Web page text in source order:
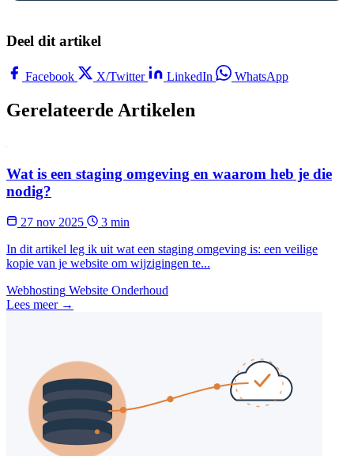
Deel dit artikel
Facebook X/Twitter LinkedIn WhatsApp
Gerelateerde Artikelen
Wat is een staging omgeving en waarom heb je die
nodig?
27 nov 2025
3 min
In dit artikel leg ik uit wat een staging omgeving is: een veilige
kopie van je website om wijzigingen te...
Webhosting Website Onderhoud
Lees meer →